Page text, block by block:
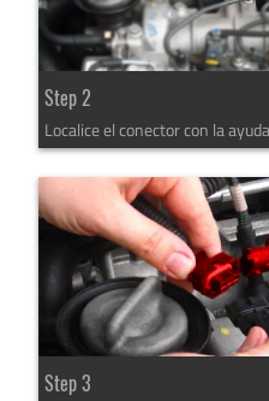
Step 2
Localice el conector con la
Step 3